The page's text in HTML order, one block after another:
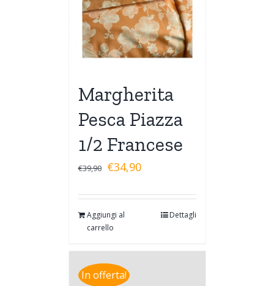
Margherita
Pesca Piazza
1/2 Francese
€39,90 €34,90
Aggiungi al
carrello
Dettagli
In offerta!